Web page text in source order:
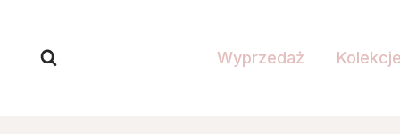
Wyprzedaż Kolekcje